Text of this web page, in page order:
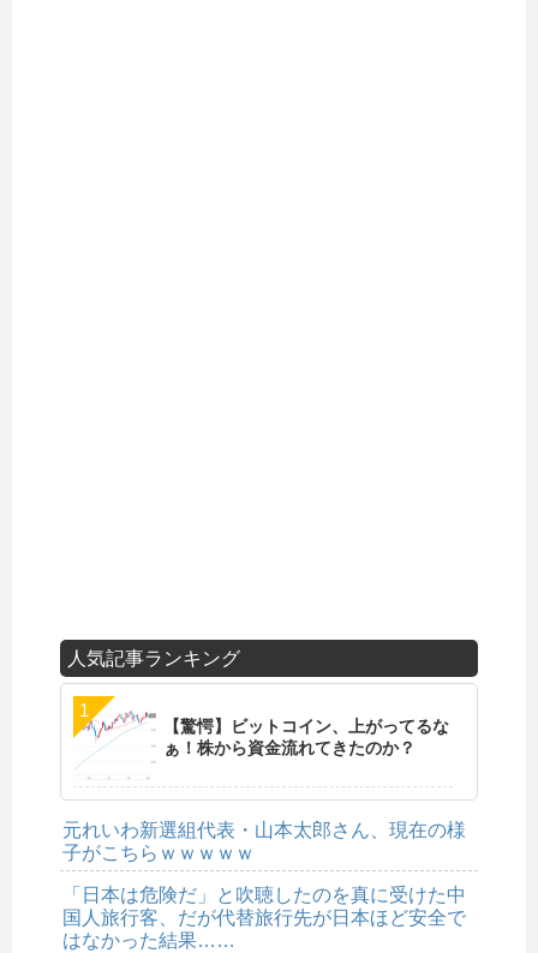
人気記事ランキング
【驚愕】ビットコイン、上がってるな
ぁ！株から資金流れてきたのか？
元れいわ新選組代表・山本太郎さん、現在の様
子がこちらｗｗｗｗｗ
「日本は危険だ」と吹聴したのを真に受けた中
国人旅行客、だが代替旅行先が日本ほど安全で
はなかった結果……